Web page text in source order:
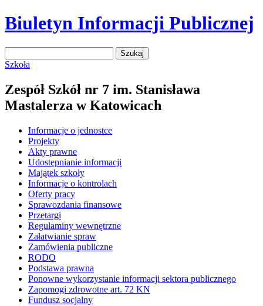
Biuletyn Informacji Publicznej
Szkoła
Zespół Szkół nr 7 im. Stanisława
Mastalerza w Katowicach
Informacje o jednostce
Projekty
Akty prawne
Udostępnianie informacji
Majątek szkoły
Informacje o kontrolach
Oferty pracy
Sprawozdania finansowe
Przetargi
Regulaminy wewnętrzne
Załatwianie spraw
Zamówienia publiczne
RODO
Podstawa prawna
Ponowne wykorzystanie informacji sektora publicznego
Zapomogi zdrowotne art. 72 KN
Fundusz socjalny